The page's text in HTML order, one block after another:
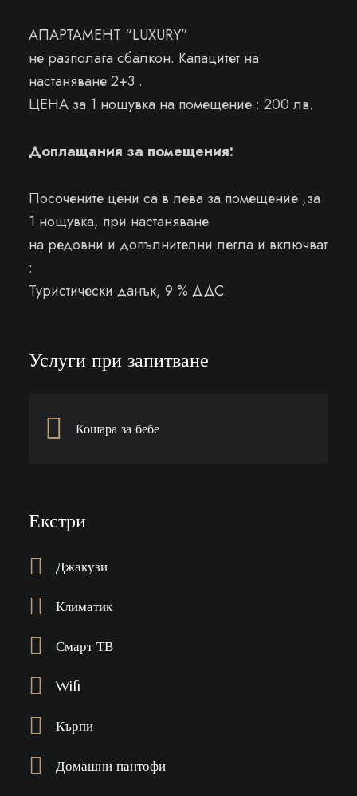
АПАРТАМЕНТ “LUXURY”
не разполага сбалкон. Капацитет на
настаняване 2+3 .
ЦЕНА за 1 нощувка на помещение : 200 лв.
Доплащания за помещения:
Посочените цени са в лева за помещение ,за
1 нощувка, при настаняване
на редовни и допълнителни легла и включват
:
Туристически данък, 9 % ДДС.
Услуги при запитване
Кошара за бебе
Екстри
Джакузи
Климатик
Смарт ТВ
Wifi
Кърпи
Домашни пантофи